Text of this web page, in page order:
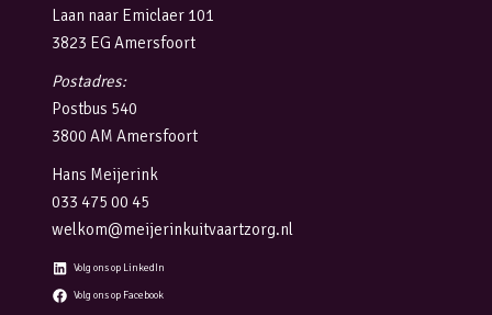
Laan naar Emiclaer 101
3823 EG Amersfoort
Postadres:
Postbus 540
3800 AM Amersfoort
Hans Meijerink
033 475 00 45
welkom@meijerinkuitvaartzorg.nl
Volg ons op LinkedIn
Volg ons op Facebook